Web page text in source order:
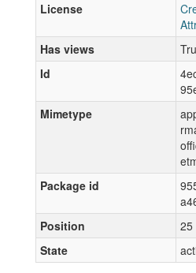
License
Has views
Id
Mimetype
Package id
Position
25
State